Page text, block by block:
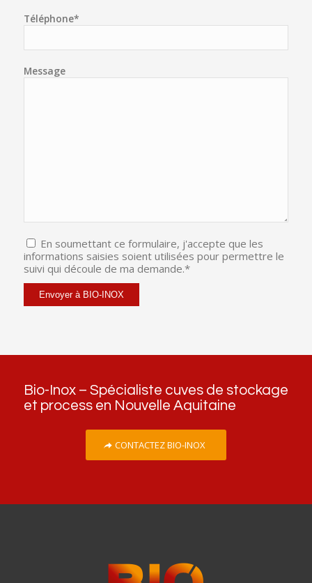
Téléphone*
Message
En soumettant ce formulaire, j'accepte que les
informations saisies soient utilisées pour permettre le
suivi qui découle de ma demande.*
Bio-Inox – Spécialiste cuves de stockage
et process en Nouvelle Aquitaine
CONTACTEZ BIO-INOX